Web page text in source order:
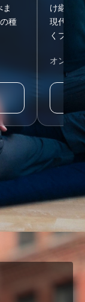
種
け継い
現代の
くプロ
オンラ